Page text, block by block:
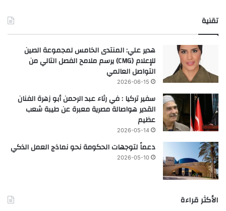
تقنية
هدير علي: المنتدى الخامس لمجموعة الصين
للإعلام (CMG) يرسم ملامح الفصل التالي من
التواصل العالمي
2026-06-15
سفير تركيا : في رثاء عبد الرحمن أبو زهرة الفنان
القدير هواصالة مصرية معبرة عن طيبة شعب
عظيم
2026-05-14
دعماً لتوجهات الحكومة نحو نماذج العمل الذكي
2026-05-10
الأكثر قراءة